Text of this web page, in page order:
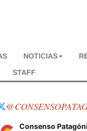
NOTICIAS
STAFF
Consenso